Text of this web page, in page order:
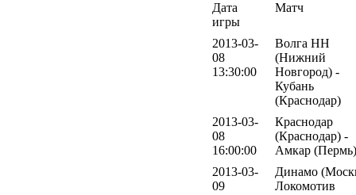
Дата
игры
Матч
2013-03-
08
13:30:00
Волга НН
(Нижний
Новгород) -
Кубань
(Краснодар)
2013-03-
08
16:00:00
Краснодар
(Краснодар) -
Амкар (Пермь)
2013-03-
09
Динамо
Локомотив